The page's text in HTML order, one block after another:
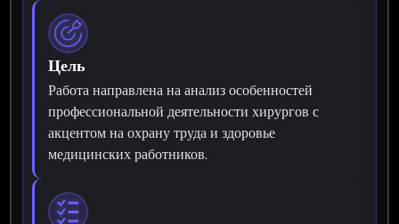
Цель
Работа направлена на анализ особенностей
профессиональной деятельности хирургов с
акцентом на охрану труда и здоровье
медицинских работников.